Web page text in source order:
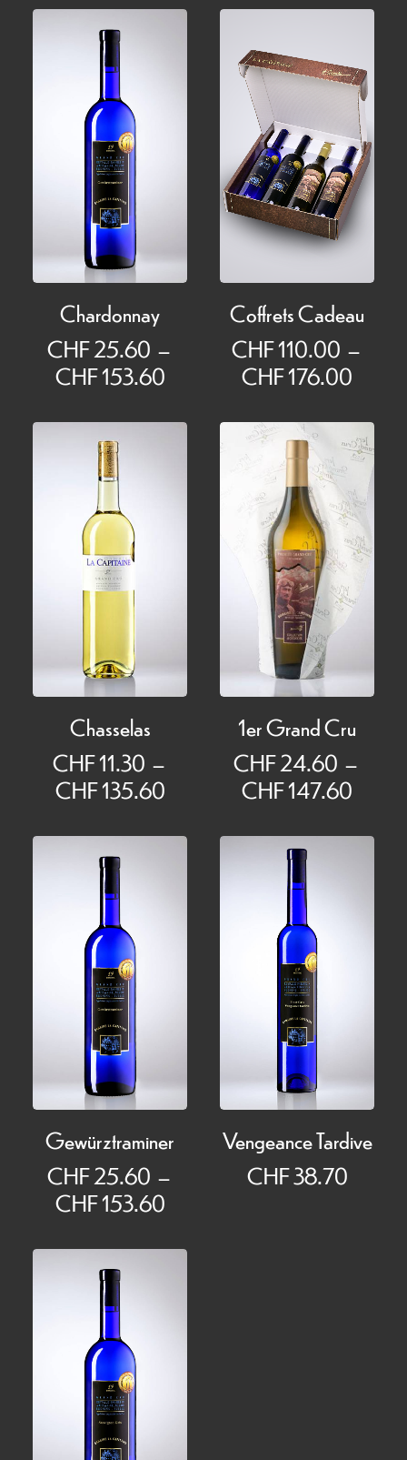
prix :
CHF 180.00
CHF 360.00
prix :
à
CHF
Chardonnay
CHF25.60 –
CHF153.60Plage
prix :
CHF 25.60
CHF 153.60
Coffrets Cadeau
CHF110.00 –
CHF176.00
prix :
CHF
à
CHF
Chasselas
CHF11.30 –
CHF135.60Plage
prix :
1er Grand Cru
CHF24.60 –
CHF147.60
prix :
Gewürztraminer
CHF25.60 –
CHF153.60Plage
prix :
Vengeance Tardive
CHF38.70